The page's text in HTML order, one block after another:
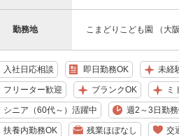
勤務地 こまどりこども園 （大
入社日応相談 即日勤務OK 未経
フリーター歓迎 ブランクOK ミ
シニア（60代～）活躍中 週2～3日勤
扶養内勤務OK 残業ほぼなし 交